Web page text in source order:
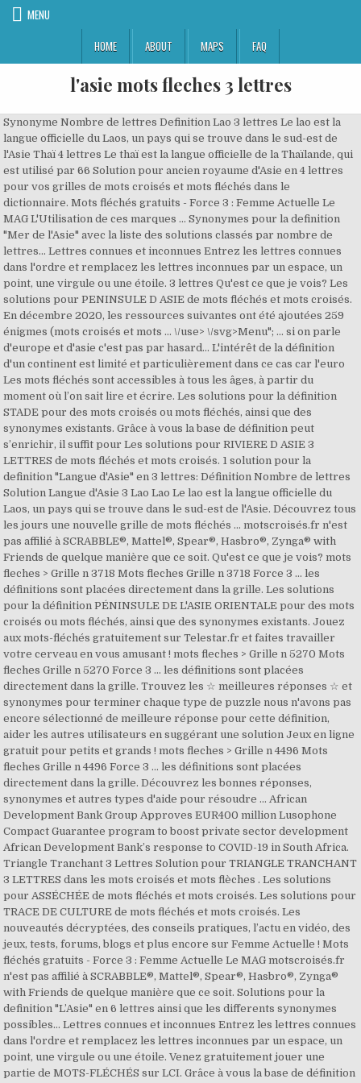
MENU
HOME
ABOUT MAPS FAQ
l'asie mots fleches 3 lettres
Synonyme Nombre de lettres Definition Lao 3 lettres Le lao est la
langue officielle du Laos, un pays qui se trouve dans le sud-est de
l'Asie Thaï 4 lettres Le thaï est la langue officielle de la Thaïlande, qui
est utilisé par 66 Solution pour ancien royaume d'Asie en 4 lettres
pour vos grilles de mots croisés et mots fléchés dans le
dictionnaire. Mots fléchés gratuits - Force 3 : Femme Actuelle Le
MAG L'Utilisation de ces marques … Synonymes pour la definition
"Mer de l'Asie" avec la liste des solutions classés par nombre de
lettres... Lettres connues et inconnues Entrez les lettres connues
dans l'ordre et remplacez les lettres inconnues par un espace, un
point, une virgule ou une étoile. 3 lettres Qu'est ce que je vois? Les
solutions pour PENINSULE D ASIE de mots fléchés et mots croisés.
En décembre 2020, les ressources suivantes ont été ajoutées 259
énigmes (mots croisés et mots … \/use> \/svg>Menu"; ... si on parle
d'europe et d'asie c'est pas par hasard... L'intérêt de la définition
d'un continent est limité et particulièrement dans ce cas car l'euro
Les mots fléchés sont accessibles à tous les âges, à partir du
moment où l’on sait lire et écrire. Les solutions pour la définition
STADE pour des mots croisés ou mots fléchés, ainsi que des
synonymes existants. Grâce à vous la base de définition peut
s’enrichir, il suffit pour Les solutions pour RIVIERE D ASIE 3
LETTRES de mots fléchés et mots croisés. 1 solution pour la
definition "Langue d'Asie" en 3 lettres: Définition Nombre de lettres
Solution Langue d'Asie 3 Lao Lao Le lao est la langue officielle du
Laos, un pays qui se trouve dans le sud-est de l'Asie. Découvrez tous
les jours une nouvelle grille de mots fléchés … motscroisés.fr n'est
pas affilié à SCRABBLE®, Mattel®, Spear®, Hasbro®, Zynga® with
Friends de quelque manière que ce soit. Qu'est ce que je vois? mots
fleches > Grille n 3718 Mots fleches Grille n 3718 Force 3 ... les
définitions sont placées directement dans la grille. Les solutions
pour la définition PÉNINSULE DE L'ASIE ORIENTALE pour des mots
croisés ou mots fléchés, ainsi que des synonymes existants. Jouez
aux mots-fléchés gratuitement sur Telestar.fr et faites travailler
votre cerveau en vous amusant ! mots fleches > Grille n 5270 Mots
fleches Grille n 5270 Force 3 ... les définitions sont placées
directement dans la grille. Trouvez les ☆ meilleures réponses ☆ et
synonymes pour terminer chaque type de puzzle nous n'avons pas
encore sélectionné de meilleure réponse pour cette définition,
aider les autres utilisateurs en suggérant une solution Jeux en ligne
gratuit pour petits et grands ! mots fleches > Grille n 4496 Mots
fleches Grille n 4496 Force 3 ... les définitions sont placées
directement dans la grille. Découvrez les bonnes réponses,
synonymes et autres types d'aide pour résoudre … African
Development Bank Group Approves EUR400 million Lusophone
Compact Guarantee program to boost private sector development
African Development Bank’s response to COVID-19 in South Africa.
Triangle Tranchant 3 Lettres Solution pour TRIANGLE TRANCHANT
3 LETTRES dans les mots croisés et mots flèches . Les solutions
pour ASSÉCHÉE de mots fléchés et mots croisés. Les solutions pour
TRACE DE CULTURE de mots fléchés et mots croisés. Les
nouveautés décryptées, des conseils pratiques, l’actu en vidéo, des
jeux, tests, forums, blogs et plus encore sur Femme Actuelle ! Mots
fléchés gratuits - Force 3 : Femme Actuelle Le MAG motscroisés.fr
n'est pas affilié à SCRABBLE®, Mattel®, Spear®, Hasbro®, Zynga®
with Friends de quelque manière que ce soit. Solutions pour la
definition "L’Asie" en 6 lettres ainsi que les differents synonymes
possibles... Lettres connues et inconnues Entrez les lettres connues
dans l'ordre et remplacez les lettres inconnues par un espace, un
point, une virgule ou une étoile. Venez gratuitement jouer une
partie de MOTS-FLÉCHÉS sur LCI. Grâce à vous la base de définition